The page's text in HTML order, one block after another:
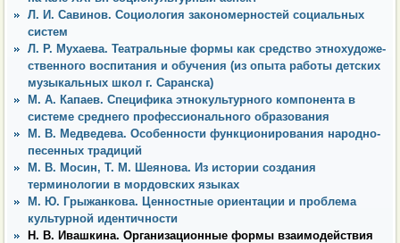
Л. И. Савинов. Социология закономерностей социальных
систем
Л. Р. Мухаева. Театральные формы как средство этнохудоже-
ственного воспитания и обучения (из опыта работы детских
музыкальных школ г. Саранска)
М. А. Капаев. Специфика этнокультурного компонента в
системе среднего профессионального образования
М. В. Медведева. Особенности функционирования народно-
песенных традиций
М. В. Мосин, Т. М. Шеянова. Из истории создания
терминологии в мордовских языках
М. Ю. Грыжанкова. Ценностные ориентации и проблема
культурной идентичности
Н. В. Ивашкина. Организационные формы взаимодействия